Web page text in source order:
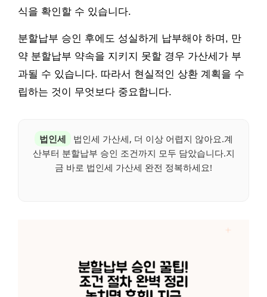
식을 확인할 수 있습니다.
분할납부 승인 후에도 성실하게 납부해야 하며, 만
약 분할납부 약속을 지키지 못할 경우 가산세가 부
과될 수 있습니다. 따라서 현실적인 상환 계획을 수
립하는 것이 무엇보다 중요합니다.
법인세
법인세 가산세, 더 이상 어렵지 않아요.계
산부터 분할납부 승인 조건까지 모두 담았습니다.지
금 바로 법인세 가산세 완전 정복하세요!